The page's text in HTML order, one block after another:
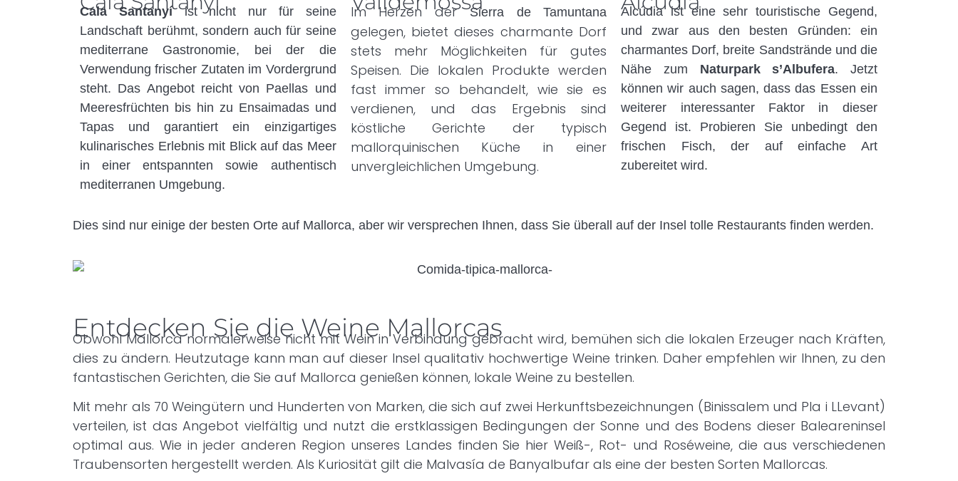
Cala Santanyíist nicht nur für seine
Landschaft berühmt, sondern auch für seine
mediterrane Gastronomie, bei der die
Verwendung frischer Zutaten im Vordergrund
steht. Das Angebot reicht von Paellas und
Meeresfrüchten bis hin zu Ensaimadas und
Tapas und garantiert ein einzigartiges
kulinarisches Erlebnis mit Blick auf das Meer
in einer entspannten sowie authentisch
mediterranen Umgebung.
Im Herzen derSierra de Tamuntana
gelegen, bietet dieses charmante Dorf
stets mehr Möglichkeiten für gutes
Speisen. Die lokalen Produkte werden
fast immer so behandelt, wie sie es
verdienen, und das Ergebnis sind
köstliche Gerichte der typisch
mallorquinischen Küche in einer
unvergleichlichen Umgebung.
Alcúdia ist eine sehr touristische Gegend,
und zwar aus den besten Gründen: ein
charmantes Dorf, breite Sandstrände und die
Nähe zum Naturpark s’Albufera. Jetzt
können wir auch sagen, dass das Essen ein
weiterer interessanter Faktor in dieser
Gegend ist. Probieren Sie unbedingt den
frischen Fisch, der auf einfache Art
zubereitet wird.
Dies sind nur einige der besten Orte auf Mallorca, aber wir versprechen Ihnen, dass Sie überall auf der Insel tolle Restaurants finden werden.
Entdecken Sie die Weine Mallorcas
Obwohl Mallorca normalerweise nicht mit Wein in Verbindung gebracht wird, bemühen sich die lokalen Erzeuger nach Kräften,
dies zu ändern. Heutzutage kann man auf dieser Insel qualitativ hochwertige Weine trinken. Daher empfehlen wir Ihnen, zu den
fantastischen Gerichten, die Sie auf Mallorca genießen können, lokale Weine zu bestellen.
Mit mehr als 70 Weingütern und Hunderten von Marken, die sich auf zwei Herkunftsbezeichnungen (Binissalem und Pla i LLevant)
verteilen, ist das Angebot vielfältig und nutzt die erstklassigen Bedingungen der Sonne und des Bodens dieser Baleareninsel
optimal aus. Wie in jeder anderen Region unseres Landes finden Sie hier Weiß-, Rot- und Roséweine, die aus verschiedenen
Traubensorten hergestellt werden. Als Kuriosität gilt die Malvasía de Banyalbufar als eine der besten Sorten Mallorcas.